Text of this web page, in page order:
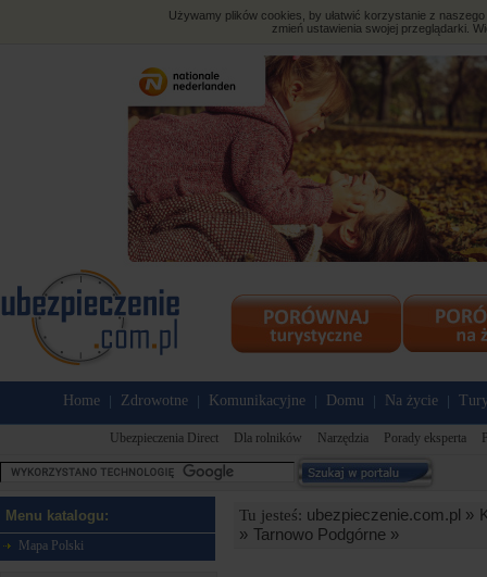
Używamy plików cookies, by ułatwić korzystanie z
zmień ustawienia swojej przeglądarki.
Home Zdrowotne Komunikacyjne Domu Na życie
Ubezpieczenia Direct Dla rolników Narzędzia Porady eksperta
Menu katalogu:
Mapa Polski
Tu jesteś: ubezpieczenie.com.pl »
» Tarnowo Podgórne »